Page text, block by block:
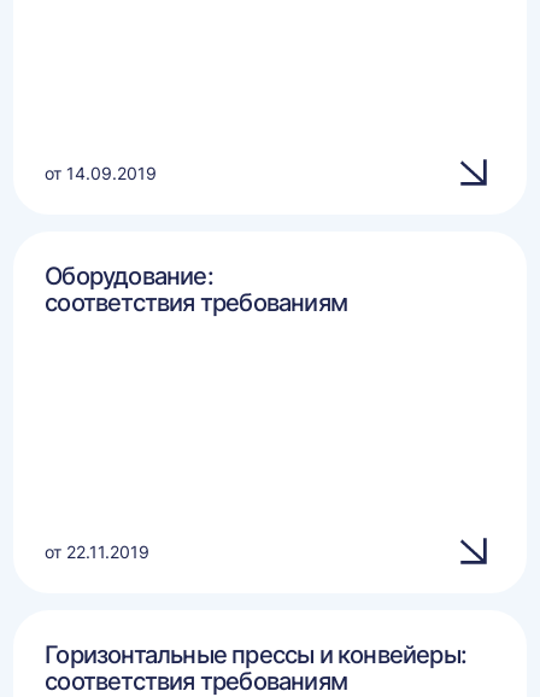
от 14.09.2019
Оборудование:
соответствия требованиям
от 22.11.2019
Горизонтальные прессы и конвейеры:
соответствия требованиям